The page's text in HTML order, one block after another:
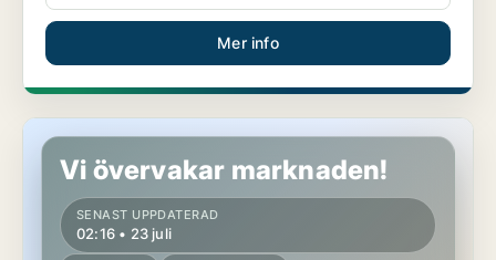
Mer info
Butikslokal på Södermalm
Vi övervakar marknaden!
SENAST UPPDATERAD
02:16 • 23 juli